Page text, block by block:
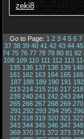
zeki8
Go to Page: 1 2 3 4 5 6 7
37 38 39 40 41 42 43 44 45
74 75 76 77 78 79 80 81 82
108 109 110 111 112 113
135 136 137 138 139 140
161 162 163 164 165 166
187 188 189 190 191 192
213 214 215 216 217 218
239 240 241 242 243 244
265 266 267 268 269 270
291 292 293 294 295 296
317 318 319 320 321 322
343 344 345 346 347 348
369 370 371 372 373 374